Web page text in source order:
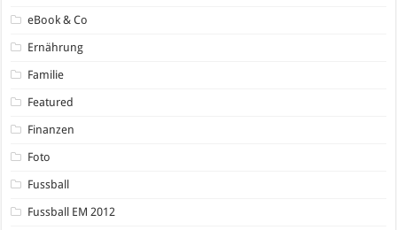
eBook & Co
Ernährung
Familie
Featured
Finanzen
Foto
Fussball
Fussball EM 2012